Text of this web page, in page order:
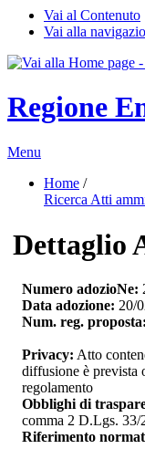
Vai al Contenuto
Vai alla
Regione
Menu
Home /
Ricerca Atti
Dettaglio
Numero adozioNe:
Data adozione: 20/
Num. reg. proposta:
Privacy: Atto
diffusione è prevista
regolamento
Obblighi di
comma 2 D.Lgs. 33/
Riferimento